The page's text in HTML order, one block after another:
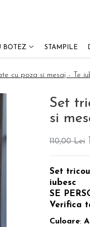
BOTEZ STAMPILE
cu poza si mesaj - Te
Set
si
110,00 Lei
Set
iubesc
SE
Verifica
Culoare: